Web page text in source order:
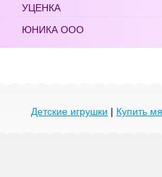
УЦЕНКА
ЮНИКА ООО
Детские игрушки | Купить